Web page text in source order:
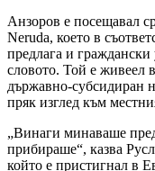
Анзоров е посещавал
Neruda, което в
предлага и
словото. Той е живеел
държавно-субсидиран
пряк изглед към
„Винаги минаваше
прибираше“, казва
който е пристигнал в